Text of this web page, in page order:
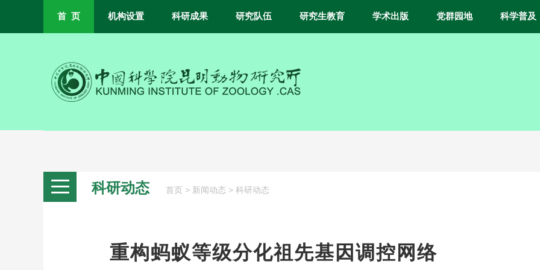
首 页 机构设置 科研成果 研究队伍 研究生教育 学术出版 党群园地 科学普及
科研动态 首页 > 新闻动态 > 科研动态
重构蚂蚁等级分化祖先基因调控网络